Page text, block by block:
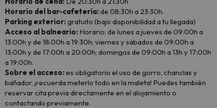
Horario del bar-cafetería:de 08:30h a 23:30h.
Parking exterior:gratuito (bajo disponibilidad a tu llegada)
Acceso al balneario: Horario: de lunes a jueves de 09:00h a
13:00h y de 18:00h a 19:30h; viernes y sábados de 09:00h a
13:00h y de 17:00h a 20:00h; domingos de 09:00h a 13h y 17:00h
a 19:00h.
Sobre el acceso:es obligatorio el uso de gorro, chanclas y
bañador, ¡recuerda meterlo todo en la maleta! Puedes también
reservar cita previa directamente en el alojamiento o
contactando previamente.